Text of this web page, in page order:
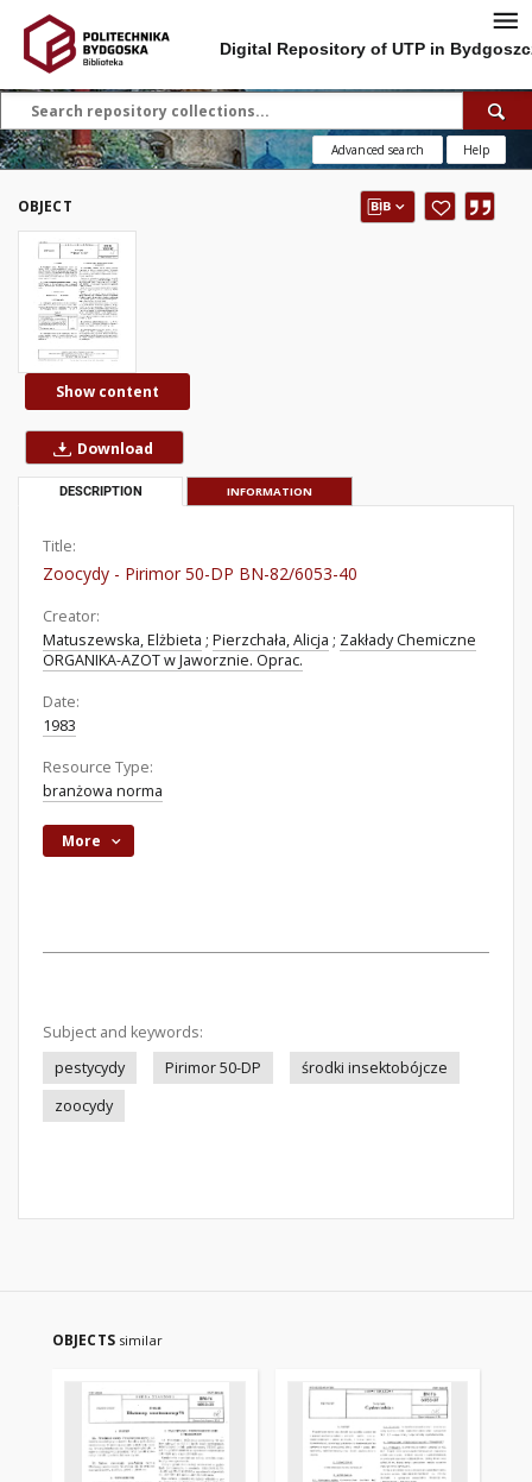
Digital Repository of UTP in
Advanced search Help
OBJECT
Show content
Download
DESCRIPTION INFORMATION
Title:
Zoocydy - Pirimor 50-DP BN-82/6053-40
Creator:
Matuszewska, Elżbieta ; Pierzchała, Alicja ; Zakłady Chemiczne
ORGANIKA-AZOT w Jaworznie. Oprac.
Date:
1983
Resource Type:
branżowa norma
More
Subject and keywords:
pestycydy
Pirimor 50-DP
środki insektobójcze
zoocydy
OBJECTS similar